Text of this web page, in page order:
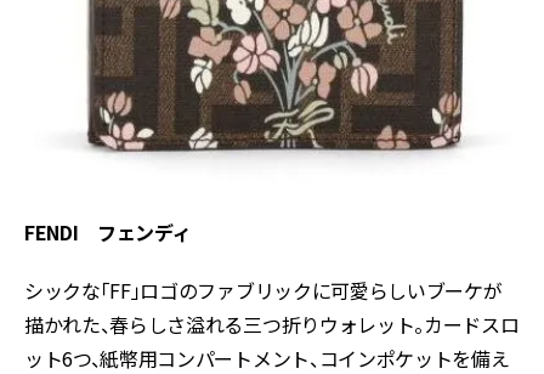
FENDI フェンディ
シックな「FF」ロゴのファブリックに可愛らしいブーケが
描かれた、春らしさ溢れる三つ折りウォレット。カードスロ
ット6つ、紙幣用コンパートメント、コインポケットを備え